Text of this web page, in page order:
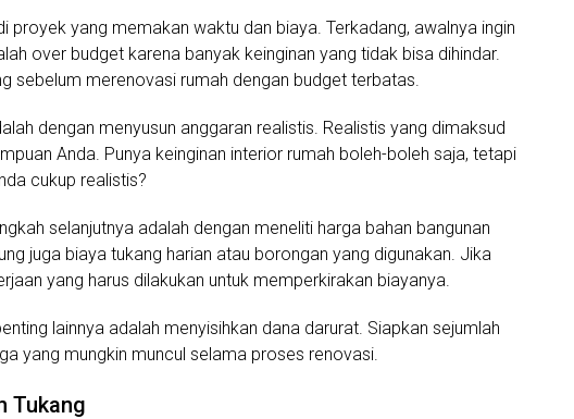
proyek yang memakan waktu dan biaya. Terkadang, awalnya ingin
over budget karena banyak keinginan yang tidak bisa dihindar.
sebelum merenovasi rumah dengan budget terbatas.
dengan menyusun anggaran realistis. Realistis yang dimaksud
Anda. Punya keinginan interior rumah boleh-boleh saja, tetapi
cukup realistis?
selanjutnya adalah dengan meneliti harga bahan bangunan
juga biaya tukang harian atau borongan yang digunakan. Jika
yang harus dilakukan untuk memperkirakan biayanya.
lainnya adalah menyisihkan dana darurat. Siapkan sejumlah
yang mungkin muncul selama proses renovasi.
Tukang